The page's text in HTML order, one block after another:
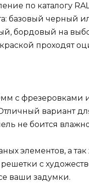
по каталогу
базовый
бордовый на
проходят
с фрезеровками
вариант
не боится
элементов, а
с
ваши задумки.